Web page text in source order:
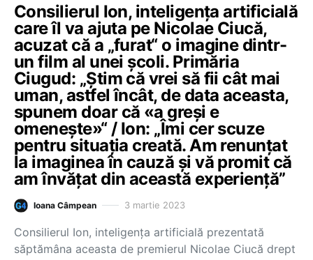
Consilierul Ion, inteligența artificială
care îl va ajuta pe Nicolae Ciucă,
acuzat că a „furat“ o imagine dintr-
un film al unei școli. Primăria
Ciugud: „Știm că vrei să fii cât mai
uman, astfel încât, de data aceasta,
spunem doar că «a greși e
omenește»“ / Ion: „Îmi cer scuze
pentru situația creată. Am renunțat
la imaginea în cauză și vă promit că
am învățat din această experiență”
Ioana Câmpean 3 martie 2023
Consilierul Ion, inteligența artificială prezentată
săptămâna aceasta de premierul Nicolae Ciucă drept